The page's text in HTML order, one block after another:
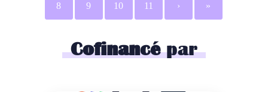
8 9 10 11 › »
Cofinancépar